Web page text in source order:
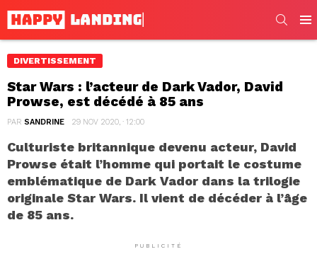
DIVERTISSEMENT
Star Wars : l’acteur de Dark Vador, David
Prowse, est décédé à 85 ans
PAR SANDRINE 29 NOV 2020, · 12:00
Culturiste britannique devenu acteur, David
Prowse était l’homme qui portait le costume
emblématique de Dark Vador dans la trilogie
originale Star Wars. Il vient de décéder à l’âge
de 85 ans.
PUBLICITÉ